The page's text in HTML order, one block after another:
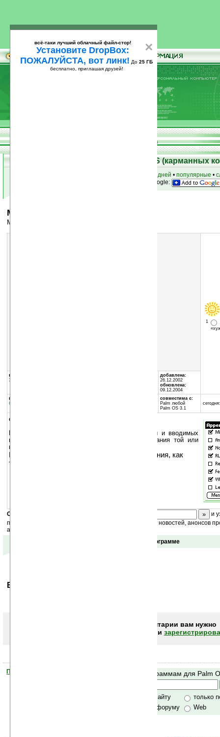
25
Скачать программы для Palm OS (карманных
за 7 дней • популярные •
на Google:
MedRules v3.3
Мед-прогноз
1
группы программы:
Здоровье
добавлена:
26.12.2002
обновлена:
09.12.2004
программа:
бесплатная
совместима с:
Palm любой
Palm OS 3.1
описание:
Программа на основе медицинской литературы и вводимых
вами данных показывает вероятность заболевания той или
иной болезнью.
Предназначена для домашнего использования, как
тест для студентов-медиков и др.
Скоро
и
получайте ежедневный или еженедельный дайджест новостей, анонсов
акций сайта на ваш почтовый ящик.
Отзывы о программе
Ваше мнение будет первым.
Чтобы писать комментарии вам нужно
или
Помогите Ладошкам стать лучше
Поиск по программам для Palm
только по сайту
только
по сайту и форуму
Web
×
всё-таки лучший облачный файл-стор!
Установите DropBox:
ПОЖАЛУЙСТА, вот линк! До 25 ГБ
бесплатно, приглашая друзей!